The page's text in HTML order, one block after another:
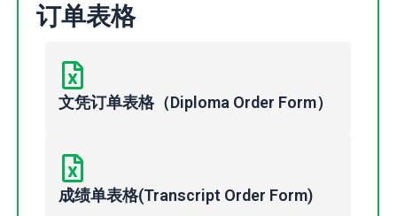
订单表格
文凭订单表格（Diploma Order Form）
成绩单表格(Transcript Order Form)